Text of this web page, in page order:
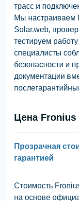
трасс и
Мы настраиваем
Solar.web,
тестируем
специалисты
безопасности и
документации
Цена Fronius
Прозрачная
гарантией
Стоимость
на основе